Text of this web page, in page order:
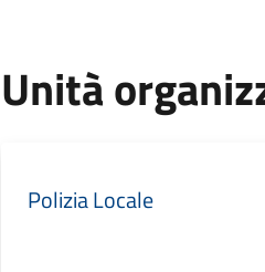
Unità
Polizia Locale